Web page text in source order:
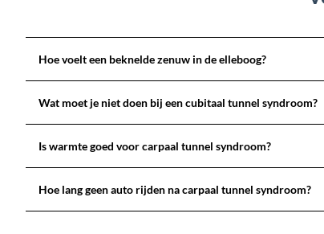
Hoe voelt een beknelde zenuw in de elleboog?
Wat moet je niet doen bij een cubitaal tunnel syndroom?
Is warmte goed voor carpaal tunnel syndroom?
Hoe lang geen auto rijden na carpaal tunnel syndroom?